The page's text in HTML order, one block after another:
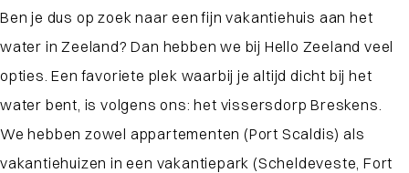
Ben je dus op zoek naar een fijn vakantiehuis aan het
water in Zeeland? Dan hebben we bij Hello Zeeland veel
opties. Een favoriete plek waarbij je altijd dicht bij het
water bent, is volgens ons: het vissersdorp Breskens.
We hebben zowel appartementen (Port Scaldis) als
vakantiehuizen in een vakantiepark (Scheldeveste, Fort